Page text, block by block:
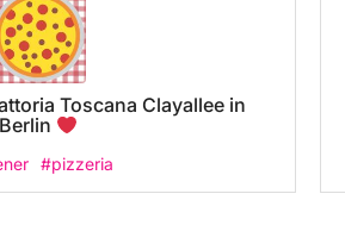
Toscana Clayallee in
Berlin
#pizzeria